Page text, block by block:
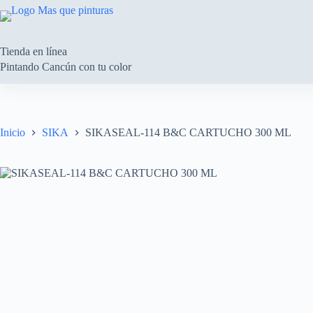
Saltar
al
Tienda en línea
Pintando Cancún con tu color
Inicio SIKA SIKASEAL-114 B&C CARTUCHO 300 ML